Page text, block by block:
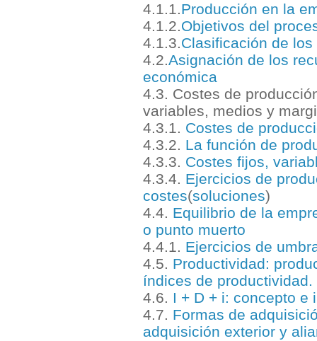
4.1.1.Producción en la
4.1.2.Objetivos del
4.1.3.Clasificación de
4.2.Asignación de los
económica
4.3. Costes de
variables, medios y
4.3.1. Costes de
4.3.2. La función de
4.3.3. Costes fijos,
4.3.4. Ejercicios de
costes(soluciones)
4.4. Equilibrio de la
o punto muerto
4.4.1. Ejercicios de
4.5. Productividad:
índices de
4.6. I + D + i: concepto e
4.7. Formas de
adquisición exterior y